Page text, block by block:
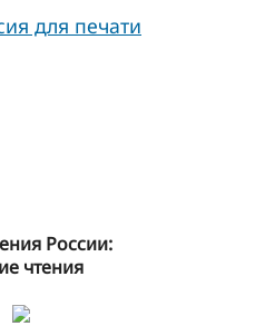
для печати
России:
чтения